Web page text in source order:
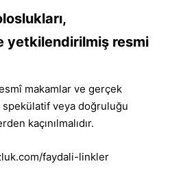
yetkilendirilmiş resmi
makamlar ve gerçek
spekülatif veya doğruluğu
kaçınılmalıdır.
faydali-linkler